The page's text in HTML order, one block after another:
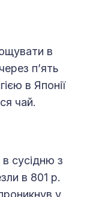
в
п’ять
в Японії
чай.
сусідню з
в 801 р.
у